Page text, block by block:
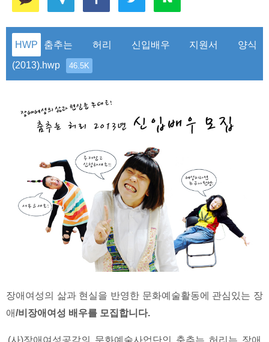
춤추는 허리 신입배우 지원서 양식
(2013).hwp
46.5K
장애여성의 삶과 현실을 반영한 문화예술활동에 관심있는 장
애/비장애여성 배우를 모집합니다.
(사)장애여성공감의 문화예술사업단인 춤추는 허리는 장애